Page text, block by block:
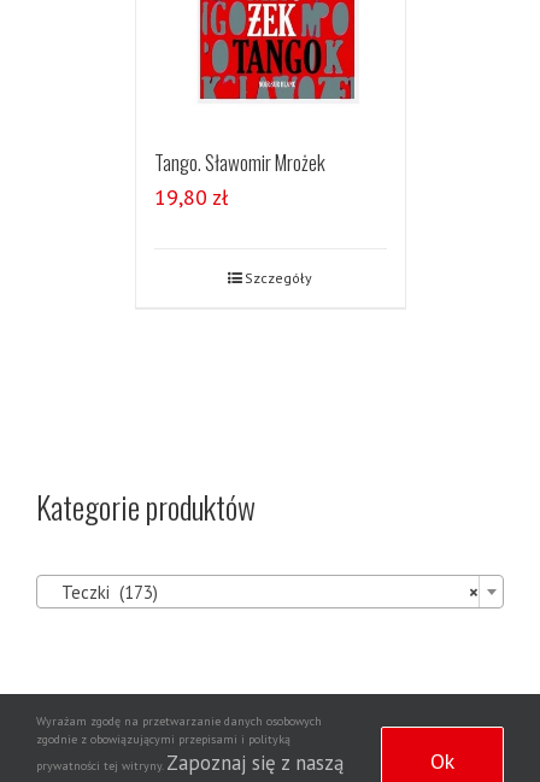
Tango. Sławomir Mrożek
19,80 zł
Szczegóły
Kategorie produktów
×
Teczki (173)
Copyright 2020 | Wszelkie prawa zastrzeżone | Wdrożenie strony
Dziennikarska NewsNet
Wyrażam zgodę na przetwarzanie danych osobowych
zgodnie z obowiązującymi przepisami i polityką
prywatności tej witryny. Zapoznaj się z naszą
Ok